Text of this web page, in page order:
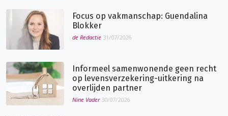
Focus op vakmanschap: Guendalina
Blokker
de Redactie 31/07/2026
Informeel samenwonende geen recht
op levensverzekering-uitkering na
overlijden partner
Nine Vader 30/07/2026